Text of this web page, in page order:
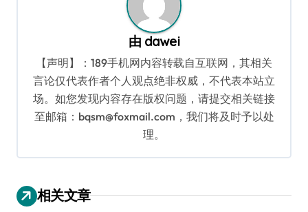
由 dawei
【声明】：189手机网内容转载自互联网，其相关
言论仅代表作者个人观点绝非权威，不代表本站立
场。如您发现内容存在版权问题，请提交相关链接
至邮箱：bqsm@foxmail.com，我们将及时予以处
理。
相关文章